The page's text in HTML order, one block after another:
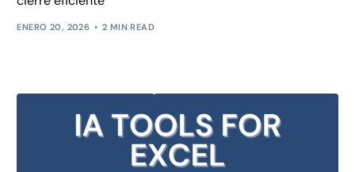
ENERO 20, 2026 2 MIN READ